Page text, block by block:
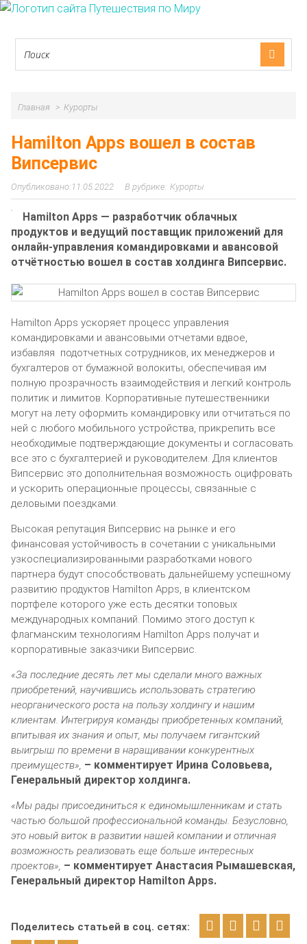
Главная Курорты
Hamilton Apps вошел в состав
Випсервис
11.05.2022 Курорты
Hamilton Apps — разработчик облачных
продуктов и ведущий поставщик приложений для
онлайн-управления командировками и авансовой
отчётностью вошел в состав холдинга Випсервис.
Hamilton Apps ускоряет процесс управления
командировками и авансовыми отчетами вдвое,
избавляя подотчетных сотрудников, их менеджеров и
бухгалтеров от бумажной волокиты, обеспечивая им
полную прозрачность взаимодействия и легкий контроль
политик и лимитов. Корпоративные путешественники
могут на лету оформить командировку или отчитаться по
ней с любого мобильного устройства, прикрепить все
необходимые подтверждающие документы и согласовать
все это с бухгалтерией и руководителем. Для клиентов
Випсервис это дополнительная возможность оцифровать
и ускорить операционные процессы, связанные с
деловыми поездками.
Высокая репутация Випсервис на рынке и его
финансовая устойчивость в сочетании с уникальными
узкоспециализированными разработками нового
партнера будут способствовать дальнейшему успешному
развитию продуктов Hamilton Apps, в клиентском
портфеле которого уже есть десятки топовых
международных компаний. Помимо этого доступ к
флагманским технологиям Hamilton Apps получат и
корпоративные заказчики Випсервис.
«За последние десять лет мы сделали много важных
приобретений, научившись использовать стратегию
неорганического роста на пользу холдингу и нашим
клиентам. Интегрируя команды приобретенных компаний,
впитывая их знания и опыт, мы получаем гигантский
выигрыш по времени в наращивании конкурентных
преимуществ», – комментирует Ирина Соловьева,
Генеральный директор холдинга.
«Мы рады присоединиться к единомышленникам и стать
частью большой профессиональной команды. Безусловно,
это новый виток в развитии нашей компании и отличная
возможность реализовать еще больше интересных
проектов», – комментирует Анастасия Рымашевская,
Генеральный директор Hamilton Apps.
Поделитесь статьей в соц. сетях: